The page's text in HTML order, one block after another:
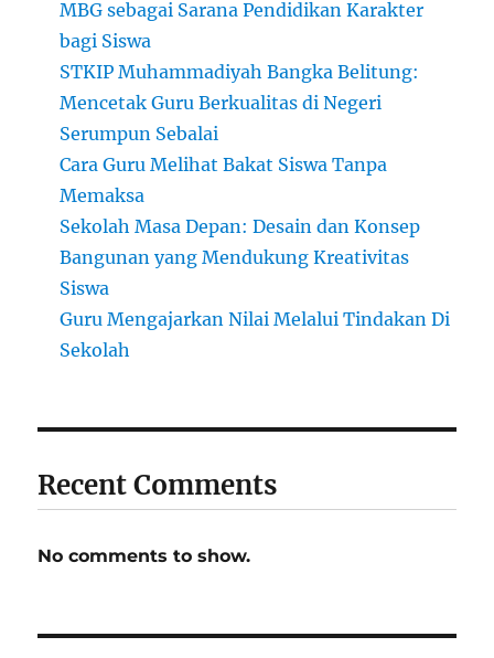
MBG sebagai Sarana Pendidikan Karakter
bagi Siswa
STKIP Muhammadiyah Bangka Belitung:
Mencetak Guru Berkualitas di Negeri
Serumpun Sebalai
Cara Guru Melihat Bakat Siswa Tanpa
Memaksa
Sekolah Masa Depan: Desain dan Konsep
Bangunan yang Mendukung Kreativitas
Siswa
Guru Mengajarkan Nilai Melalui Tindakan Di
Sekolah
Recent Comments
No comments to show.